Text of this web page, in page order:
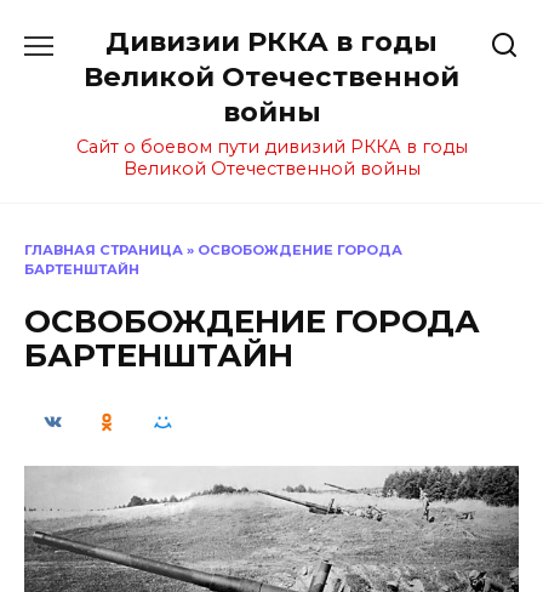
содержанию
Дивизии РККА в годы
Великой Отечественной
войны
Сайт о боевом пути дивизий РККА в годы
Великой Отечественной войны
ГЛАВНАЯ СТРАНИЦА » ОСВОБОЖДЕНИЕ ГОРОДА
БАРТЕНШТАЙН
ОСВОБОЖДЕНИЕ ГОРОДА
БАРТЕНШТАЙН